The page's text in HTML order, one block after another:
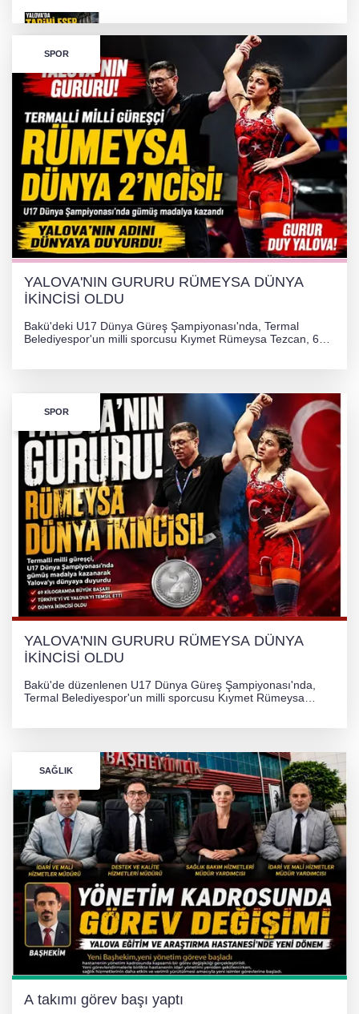
256 PARÇA ESER ELE GEÇİRİLDİ
Görüntüler yapay zekamı ?
Otomobil Hurdaya Döndü
Yalova'da Ebubekir İçin Umut Seferberliği
SPOR
YALOVA'NIN GURURU RÜMEYSA DÜNYA
İKİNCİSİ OLDU
Bakü'deki U17 Dünya Güreş Şampiyonası'nda, Termal
Belediyespor'un milli sporcusu Kıymet Rümeysa Tezcan, 69
SPOR
YALOVA'NIN GURURU RÜMEYSA DÜNYA
İKİNCİSİ OLDU
Bakü'de düzenlenen U17 Dünya Güreş Şampiyonası'nda,
Termal Belediyespor'un milli sporcusu Kıymet Rümeysa
SAĞLIK
A takımı görev başı yaptı